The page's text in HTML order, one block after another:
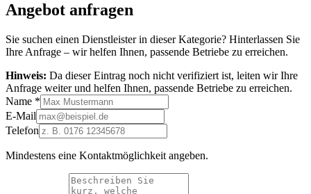
Angebot anfragen
Sie suchen einen Dienstleister in dieser Kategorie? Hinterlassen Sie
Ihre Anfrage – wir helfen Ihnen, passende Betriebe zu erreichen.
Hinweis: Da dieser Eintrag noch nicht verifiziert ist, leiten wir Ihre
Anfrage weiter und helfen Ihnen, passende Betriebe zu erreichen.
Name *
E-Mail
Telefon
Mindestens eine Kontaktmöglichkeit angeben.